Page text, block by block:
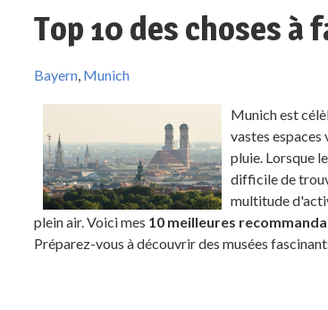
Top 10 des choses à
Bayern, Munich
Munich est
vastes espaces
pluie. Lorsque
difficile de
multitude
plein air. Voici mes 10 meilleures
Préparez-vous à découvrir des musées